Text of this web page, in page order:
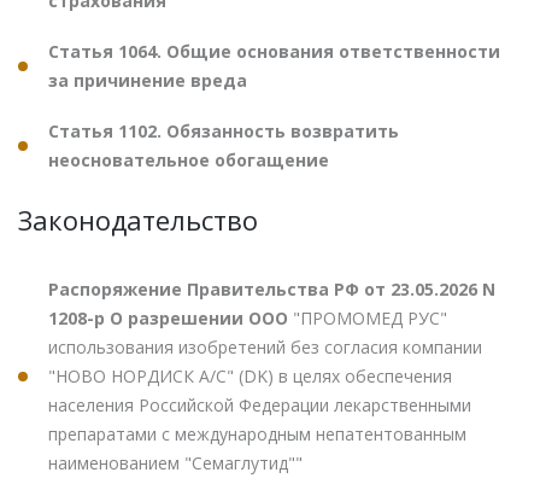
Статья 1064. Общие основания ответственности
за причинение вреда
Статья 1102. Обязанность возвратить
неосновательное обогащение
Законодательство
Распоряжение Правительства РФ от 23.05.2026 N
1208-р О разрешении ООО "ПРОМОМЕД РУС"
использования изобретений без согласия компании
"НОВО НОРДИСК А/С" (DK) в целях обеспечения
населения Российской Федерации лекарственными
препаратами с международным непатентованным
наименованием "Семаглутид""